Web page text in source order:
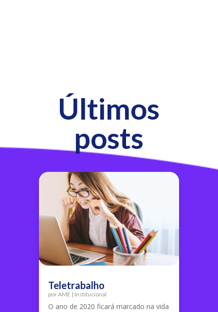
Últimos
posts
Teletrabalho
porAME | Institucional
O ano de 2020 ficará marcado na vida